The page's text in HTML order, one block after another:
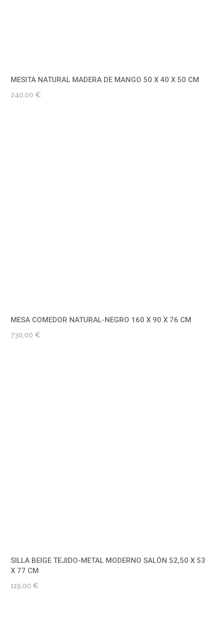
MESITA NATURAL MADERA DE MANGO 50 X 40 X 50 CM
240,00€
MESA COMEDOR NATURAL-NEGRO 160 X 90 X 76 CM
730,00€
SILLA BEIGE TEJIDO-METAL MODERNO SALÓN 52,50 X 53
X 77 CM
119,00€